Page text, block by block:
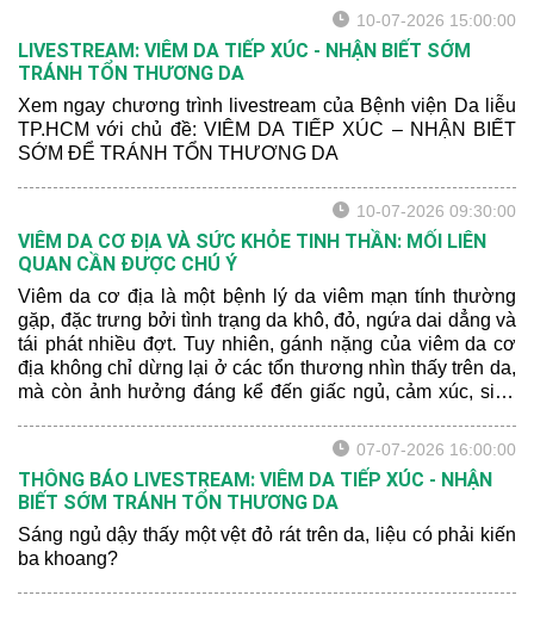
10-07-2026 15:00:00
LIVESTREAM: VIÊM DA TIẾP XÚC - NHẬN BIẾT SỚM
TRÁNH TỔN THƯƠNG DA
Xem ngay chương trình livestream của Bệnh viện Da liễu
TP.HCM với chủ đề: VIÊM DA TIẾP XÚC – NHẬN BIẾT
SỚM ĐỂ TRÁNH TỔN THƯƠNG DA
10-07-2026 09:30:00
VIÊM DA CƠ ĐỊA VÀ SỨC KHỎE TINH THẦN: MỐI LIÊN
QUAN CẦN ĐƯỢC CHÚ Ý
Viêm da cơ địa là một bệnh lý da viêm mạn tính thường
gặp, đặc trưng bởi tình trạng da khô, đỏ, ngứa dai dẳng và
tái phát nhiều đợt. Tuy nhiên, gánh nặng của viêm da cơ
địa không chỉ dừng lại ở các tổn thương nhìn thấy trên da,
mà còn ảnh hưởng đáng kể đến giấc ngủ, cảm xúc, sinh
07-07-2026 16:00:00
THÔNG BÁO LIVESTREAM: VIÊM DA TIẾP XÚC - NHẬN
BIẾT SỚM TRÁNH TỔN THƯƠNG DA
Sáng ngủ dậy thấy một vệt đỏ rát trên da, liệu có phải kiến
ba khoang?